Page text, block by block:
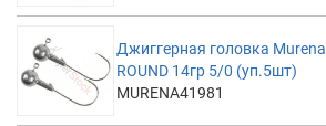
Джиггерная головка Murena
ROUND 14гр 5/0 (уп.5шт)
MURENA41981